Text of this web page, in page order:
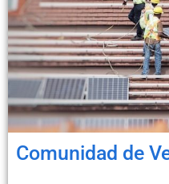
Comunidad de